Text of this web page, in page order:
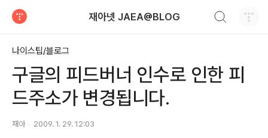
재아넷 JAEA@BLOG
나이스팁/블로그
구글의 피드버너 인수로 인한 피
드주소가 변경됩니다.
재아 2009. 1. 29. 12:03